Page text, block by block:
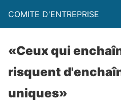
COMITE D'ENTREPRISE
«Ceux qui
risquent
uniques»